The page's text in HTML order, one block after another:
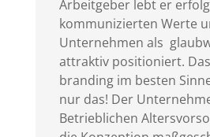
Arbeitgeber lebt er
kommunizierten Werte
Unternehmen als
attraktiv positioniert.
branding im besten
nur das! Der
Betrieblichen